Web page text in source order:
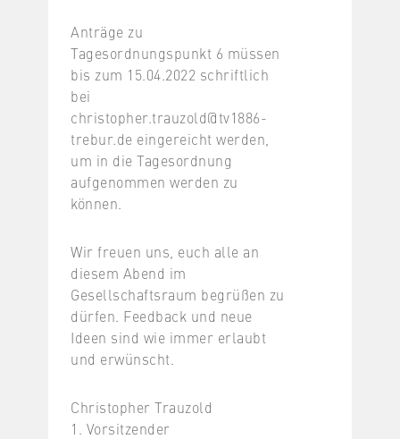
Anträge zu
Tagesordnungspunkt 6 müssen
bis zum 15.04.2022 schriftlich
bei
christopher.trauzold@tv1886-
trebur.de eingereicht werden,
um in die Tagesordnung
aufgenommen werden zu
können.
Wir freuen uns, euch alle an
diesem Abend im
Gesellschaftsraum begrüßen zu
dürfen. Feedback und neue
Ideen sind wie immer erlaubt
und erwünscht.
Christopher Trauzold
1. Vorsitzender